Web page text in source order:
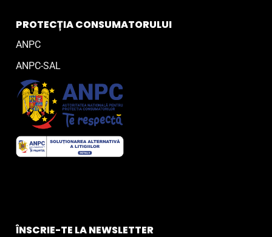
PROTECȚIA CONSUMATORULUI
ANPC
ANPC-SAL
ÎNSCRIE-TE LA NEWSLETTER